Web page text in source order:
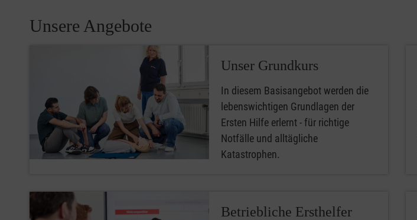
Unsere Angebote
Unser Grundkurs
In diesem Basisangebot werden die
lebenswichtigen Grundlagen der
Ersten Hilfe erlernt - für richtige
Notfälle und alltägliche
Katastrophen.
Betriebliche Ersthelfer